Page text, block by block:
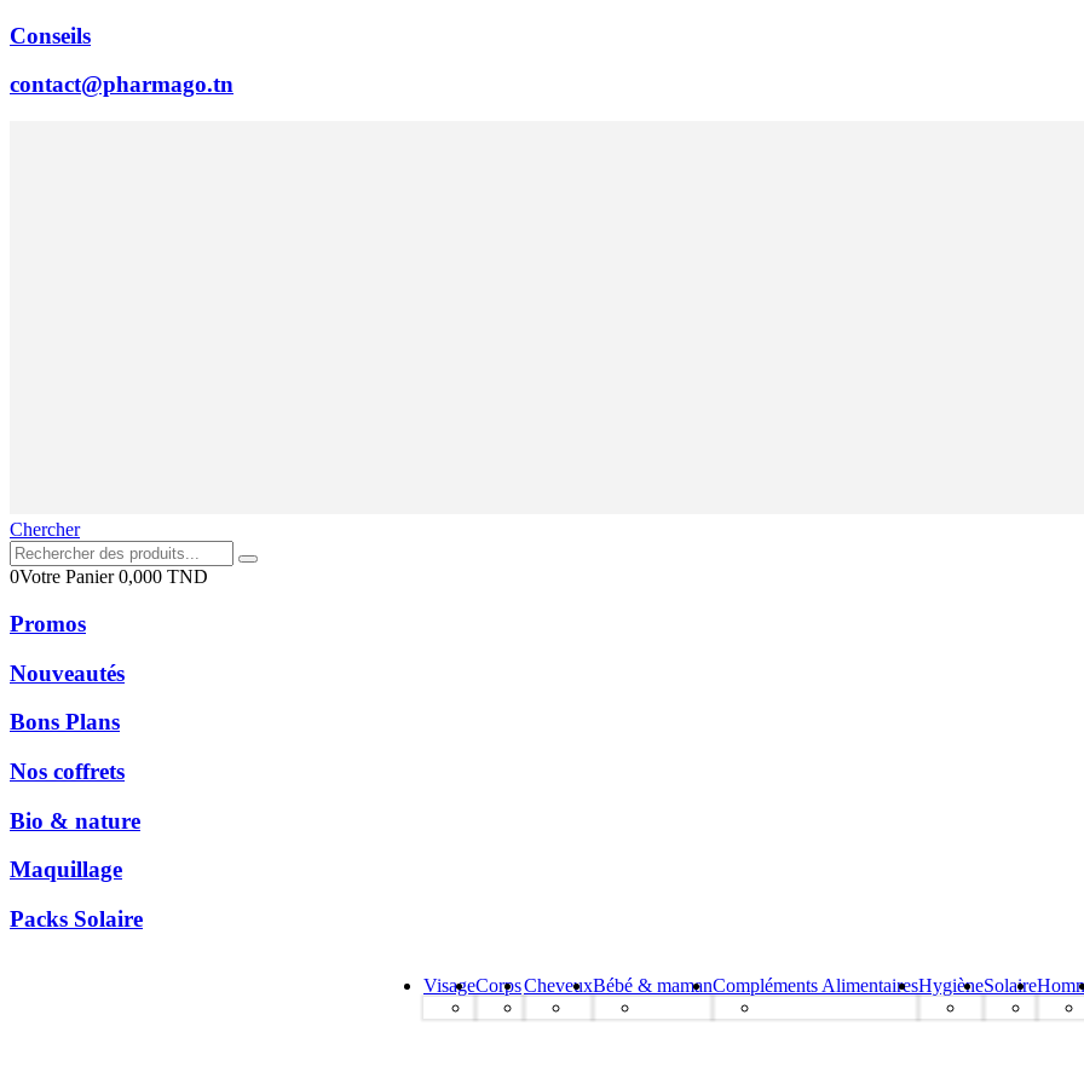
Conseils
contact@pharmago.tn
Chercher
0Votre Panier0,000 TND
Promos
Nouveautés
Bons Plans
Nos coffrets
Bio & nature
Maquillage
Packs Solaire
VisageCorpsCheveuxBébé & mamanCompléments AlimentairesHygièneSolaire